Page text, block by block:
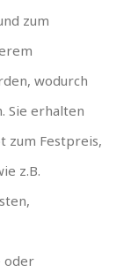
zum
wodurch
Sie erhalten
zum Festpreis,
z.B.
oder